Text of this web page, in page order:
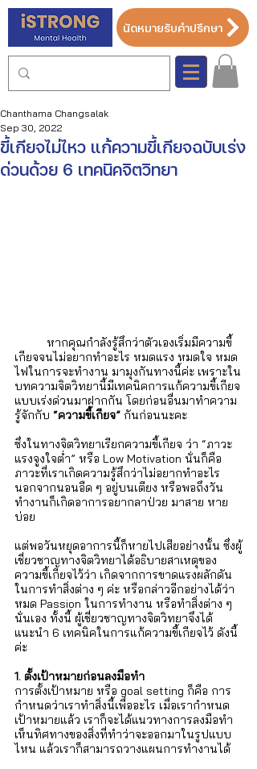
นัดหมายรับคำปรึกษา
ขี้เกียจไม่ไหว แก้ความขี้เกียจฉบับเร่ง
ด่วนด้วย 6 เทคนิคจิตวิทยา
Chanthama Changsalak
Sep 30, 2022
เกียจจนไม่อยากทำอะไร หมดแรง หมดใจ หมด
ไฟในการจะทำงาน มามุงกันทางนี้ค่ะ เพราะใน
บทความจิตวิทยานี้มีเทคนิคการแก้ความขี้เกียจ
แบบเร่งด่วนมาฝากกัน โดยก่อนอื่นมาทำความ
รู้จักกับ “ความขี้เกียจ” กันก่อนนะคะ
ซึ่งในทางจิตวิทยาเรียกความขี้เกียจ ว่า “ภาวะ
แรงจูงใจต่ำ” หรือ Low Motivation นั่นก็คือ
ภาวะที่เราเกิดความรู้สึกว่าไม่อยากทำอะไร
นอกจากนอนอืด ๆ อยู่บนเตียง หรือพอถึงวัน
ทำงานก็เกิดอาการอยากลาป่วย มาสาย หาย
บ่อย
แต่พอวันหยุดอาการนี้ก็หายไปเสียอย่างนั้น ซึ่งผู้
เชี่ยวชาญทางจิตวิทยาได้อธิบายสาเหตุของ
ความขี้เกียจไว้ว่า เกิดจากการขาดแรงผลักดัน
ในการทำสิ่งต่าง ๆ ค่ะ หรือกล่าวอีกอย่างได้ว่า
หมด Passion ในการทำงาน หรือทำสิ่งต่าง ๆ
นั่นเอง ทั้งนี้ ผู้เชี่ยวชาญทางจิตวิทยาจึงได้
แนะนำ 6 เทคนิคในการแก้ความขี้เกียจไว้ ดังนี้
ค่ะ
1. ตั้งเป้าหมายก่อนลงมือทำ
การตั้งเป้าหมาย หรือ goal setting ก็คือ การ
กำหนดว่าเราทำสิ่งนี้เพื่ออะไร เมื่อเรากำหนด
เป้าหมายแล้ว เราก็จะได้แนวทางการลงมือทำ
เห็นทิศทางของสิ่งที่ทำว่าจะออกมาในรูปแบบ
ไหน แล้วเราก็สามารถวางแผนการทำงานได้